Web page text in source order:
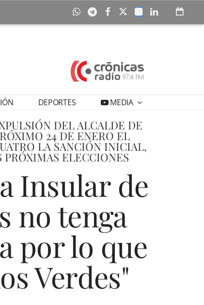
DEPORTES MEDIA
DEL ALCALDE DE
24 DE ENERO EL
LA SANCIÓN INICIAL,
PRÓXIMAS ELECCIONES
Insular de
no tenga
por lo que
Verdes"